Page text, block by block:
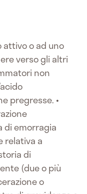
attivo o ad uno
verso gli altri
non
pregresse. •
di emorragia
relativa a
di
(due o più
o